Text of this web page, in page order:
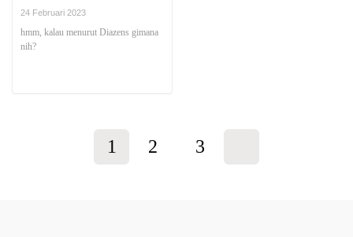
Agar Segera Menikah
24 Februari 2023
hmm, kalau menurut Diazens gimana
nih?
1 2 3